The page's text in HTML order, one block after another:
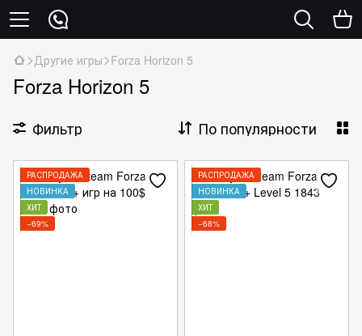
Другие игры Forza Horizon 5
Forza Horizon 5
Фильтр По популярности
РАСПРОДАЖА
НОВИНКА
ХИТ
−69%
РАСПРОДАЖА
НОВИНКА
ХИТ
−68%